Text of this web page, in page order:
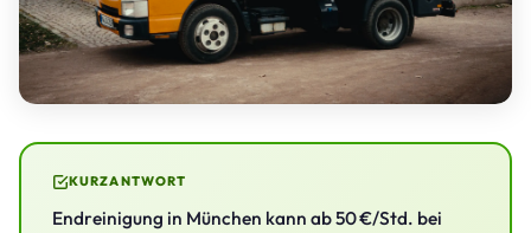
KURZANTWORT
Endreinigung in München kann ab 50 €/Std. bei